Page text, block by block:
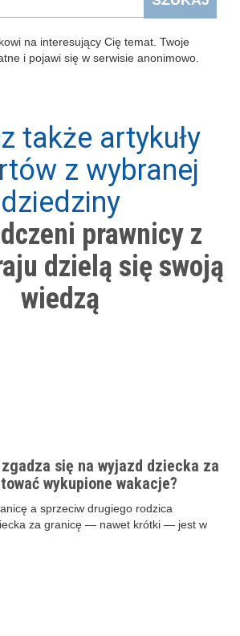
na interesujący Cię temat. Twoje
i pojawi się w serwisie anonimowo.
także artykuły
z wybranej
dziedziny
prawnicy z
dzielą się swoją
wiedzą
się na wyjazd dziecka za
wykupione wakacje?
a sprzeciw drugiego rodzica
za granicę — nawet krótki — jest w